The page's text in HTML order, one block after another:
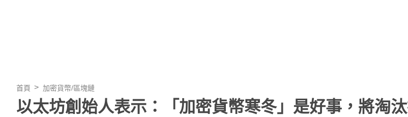
首頁 加密貨幣/區塊鏈
以太坊創始人表示：「加密貨幣寒冬」是好事，將淘